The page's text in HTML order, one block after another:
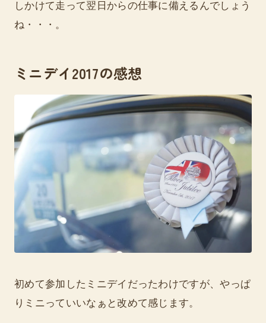
しかけて走って翌日からの仕事に備えるんでしょう
ね・・・。
ミニデイ2017の感想
初めて参加したミニデイだったわけですが、やっぱ
りミニっていいなぁと改めて感じます。